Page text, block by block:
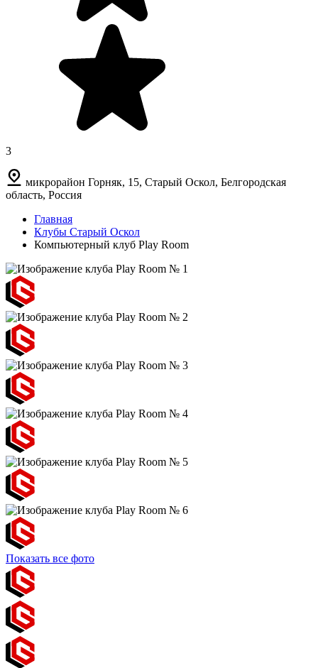
3
микрорайон Горняк, 15, Старый Оскол, Белгородская
область, Россия
Главная
Клубы Старый Оскол
Компьютерный клуб Play Room
Показать все фото